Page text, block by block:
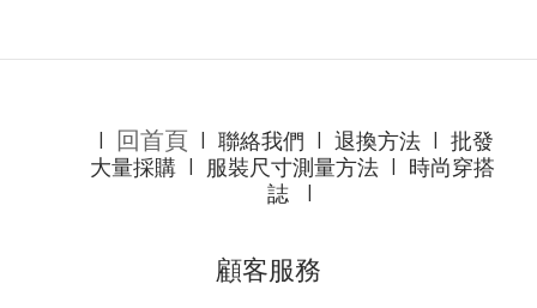
回首頁 聯絡我們 退換方法l 批發
大量採購
服裝尺寸測量方法
時尚穿搭
誌l
顧客服務